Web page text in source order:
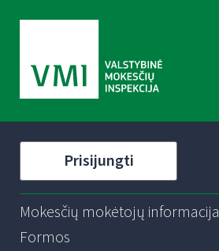
Prisijungti
Mokesčių mokėtojų informacija
Formos